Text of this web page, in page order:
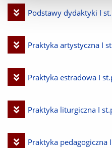
Pobierz
Podstawy dydaktyki I
Pobierz
Praktyka artystyczna I
Pobierz
Praktyka estradowa I
Pobierz
Praktyka liturgiczna I
Pobierz
Praktyka pedagogiczna